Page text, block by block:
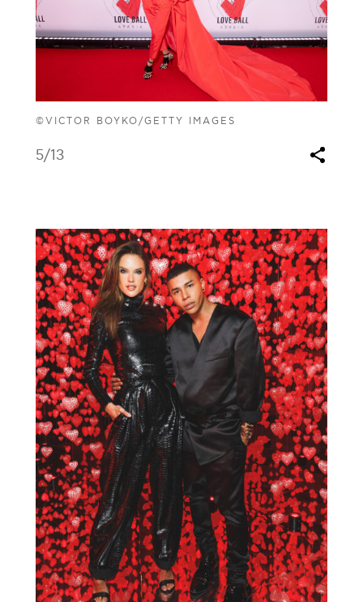
©VICTOR BOYKO/GETTY IMAGES
5/13